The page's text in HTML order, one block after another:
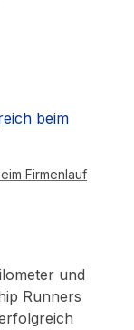
Firmenlauf
und
Runners